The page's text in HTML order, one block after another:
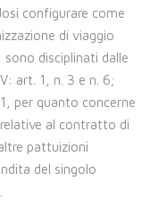
configurare come
di viaggio
disciplinati dalle
art. 1, n. 3 e n. 6;
per quanto concerne
al contratto di
pattuizioni
del singolo